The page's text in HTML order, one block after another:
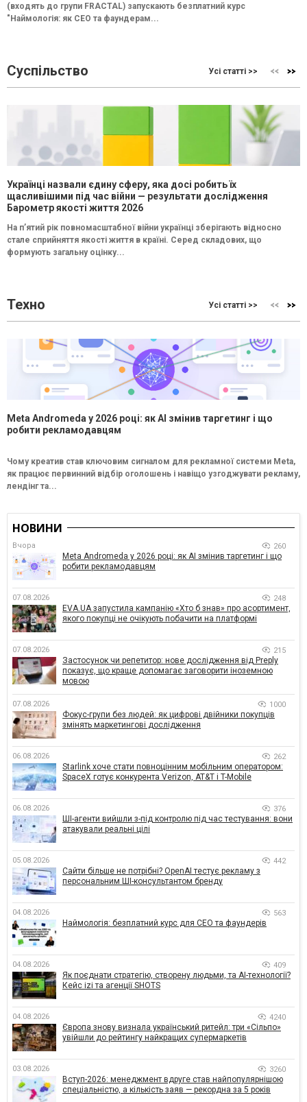
(входять до групи FRACTAL) запускають безплатний курс
"Наймологія: як СEO та фаундерам...
Суспільство Усі статті >>
Українці назвали єдину сферу, яка досі робить їх
щасливішими під час війни — результати дослідження
Барометр якості життя 2026
На п’ятий рік повномасштабної війни українці зберігають відносно
стале сприйняття якості життя в країні. Серед складових, що
формують загальну оцінку...
Техно Усі статті >>
Meta Andromeda у 2026 році: як AI змінив таргетинг і що
робити рекламодавцям
Чому креатив став ключовим сигналом для рекламної системи Meta,
як працює первинний відбір оголошень і навіщо узгоджувати рекламу,
лендінг та...
НОВИНИ
Вчора 260
Meta Andromeda у 2026 році: як AI змінив таргетинг і що
робити рекламодавцям
07.08.2026 248
EVA.UA запустила кампанію «Хто б знав» про асортимент,
якого покупці не очікують побачити на платформі
07.08.2026 215
Застосунок чи репетитор: нове дослідження від Preply
показує, що краще допомагає заговорити іноземною
мовою
07.08.2026 1000
Фокус-групи без людей: як цифрові двійники покупців
змінять маркетингові дослідження
06.08.2026 262
Starlink хоче стати повноцінним мобільним оператором:
SpaceX готує конкурента Verizon, AT&T і T-Mobile
06.08.2026 376
ШІ-агенти вийшли з-під контролю під час тестування: вони
атакували реальні цілі
05.08.2026 442
Сайти більше не потрібні? OpenAI тестує рекламу з
персональним ШІ-консультантом бренду
04.08.2026 563
Наймологія: безплатний курс для CEO та фаундерів
04.08.2026 409
Як поєднати стратегію, створену людьми, та AI-технології?
Кейс izi та агенції SHOTS
04.08.2026 4240
Європа знову визнала український ритейл: три «Сільпо»
увійшли до рейтингу найкращих супермаркетів
03.08.2026 3260
Вступ-2026: менеджмент вдруге став найпопулярнішою
спеціальністю, а кількість заяв — рекордна за 5 років